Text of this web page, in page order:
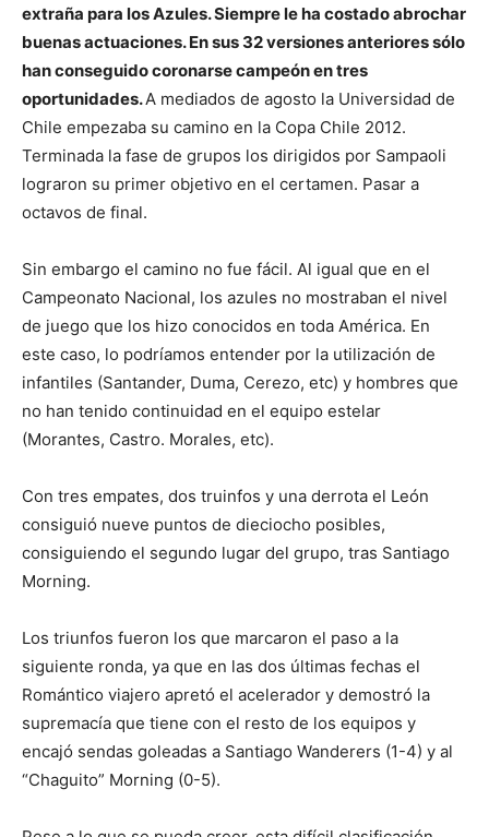
extraña para los Azules. Siempre le ha costado abrochar
buenas actuaciones. En sus 32 versiones anteriores sólo
han conseguido coronarse campeón en tres
oportunidades.A mediados de agosto la Universidad de
Chile empezaba su camino en la Copa Chile 2012.
Terminada la fase de grupos los dirigidos por Sampaoli
lograron su primer objetivo en el certamen. Pasar a
octavos de final.
Sin embargo el camino no fue fácil. Al igual que en el
Campeonato Nacional, los azules no mostraban el nivel
de juego que los hizo conocidos en toda América. En
este caso, lo podríamos entender por la utilización de
infantiles (Santander, Duma, Cerezo, etc) y hombres que
no han tenido continuidad en el equipo estelar
(Morantes, Castro. Morales, etc).
Con tres empates, dos truinfos y una derrota el León
consiguió nueve puntos de dieciocho posibles,
consiguiendo el segundo lugar del grupo, tras Santiago
Morning.
Los triunfos fueron los que marcaron el paso a la
siguiente ronda, ya que en las dos últimas fechas el
Romántico viajero apretó el acelerador y demostró la
supremacía que tiene con el resto de los equipos y
encajó sendas goleadas a Santiago Wanderers (1-4) y al
“Chaguito” Morning (0-5).